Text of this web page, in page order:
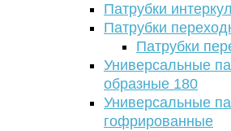
Патрубки
Патрубки
Патрубки
Универсальные
образные 180
Универсальные
гофрированные